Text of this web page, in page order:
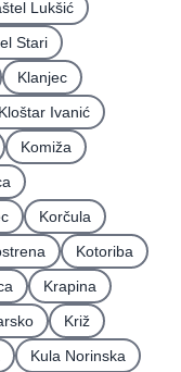
Lukšić
Stari
Klanjec
Kloštar Ivanić
Komiža
Korčula
Kotoriba
Krapina
Križ
Kula Norinska